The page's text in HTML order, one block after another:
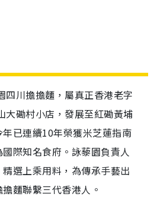
四川擔擔麵，屬真正香港老字
大磡村小店，發展至紅磡黃埔
已連續10年榮獲米芝蓮指南
際知名食府。詠藜園負責人
選上乘用料，為傳承手藝出
麵聯繫三代香港人。